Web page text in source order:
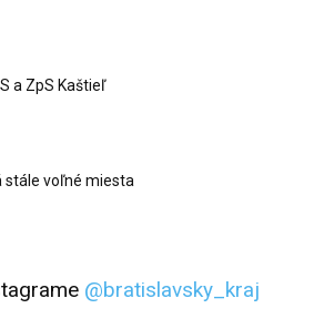
a ZpS Kaštieľ
stále voľné miesta
@bratislavsky_kraj